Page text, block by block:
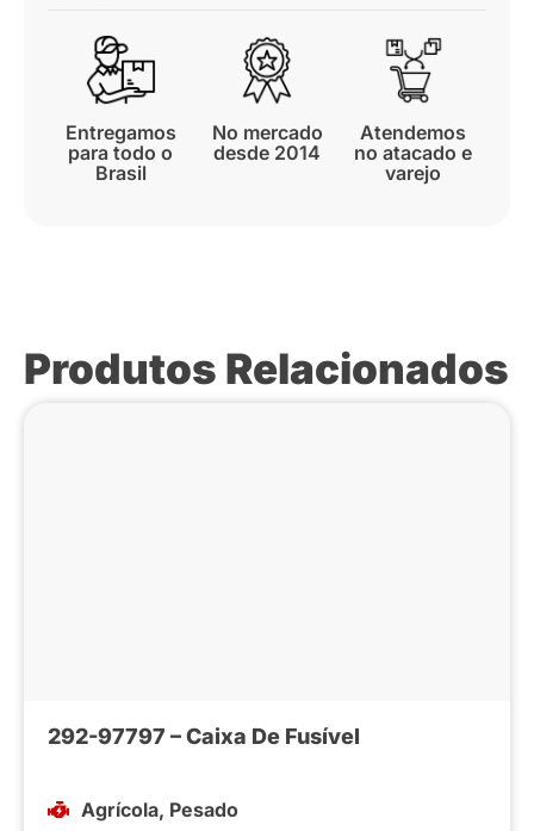
Entregamos
para todo o
Brasil
No mercado
desde 2014
Atendemos
no atacado e
varejo
Produtos Relacionados
292-97797 – Caixa De Fusível
Agrícola, Pesado